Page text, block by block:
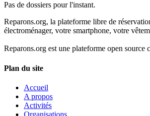
Pas de dossiers pour l'instant.
Reparons.org, la plateforme libre de
électroménager, votre smartphone, votre
Reparons.org est une plateforme open source
Plan du site
Accueil
A propos
Activités
Organisations